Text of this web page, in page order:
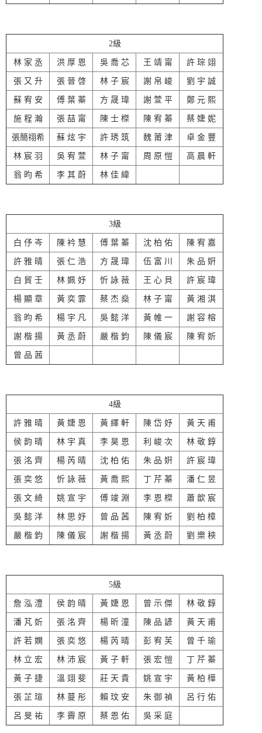
2級
林 家 丞 洪 厚 恩 吳 喬 芯 王 靖 甯 許 琮 翊
張 又 升 張 晉 啓 林 子 宸 謝 帛 峻 劉 宇 誠
蘇 宥 安 傅 葉 蓁 方 晟 瑋 謝 萱 平 鄭 元 熙
施 程 瀚 張 喆 甯 陳 士 榤 陳 宥 蓁 蔡 婕 妮
張簡祤希 蘇 炫 宇 許 琇 筑 魏 莆 津 卓 金 豐
林 宸 羽 吳 宥 萱 林 子 甯 周 原 愷 高 晨 軒
翁 昀 希 李 其 蔚 林 佳 緯
3級
白 伃 岑 陳 衿 慧 傅 葉 蓁 沈 柏 佑 陳 宥 嘉
許 雅 晴 張 仁 浩 方 晟 瑋 伍 富 川 朱 品 姸
白 貿 壬 林 姵 妤 忻 詠 薇 王 心 貝 許 宸 瑋
楊 顯 章 黃 奕 霏 蔡 杰 燊 林 子 甯 黃 湘 淇
翁 昀 希 楊 宇 凡 吳 懿 洋 黃 帷 一 謝 容 榕
謝 楷 揚 黃 丞 蔚 嚴 楷 鈞 陳 儀 宸 陳 宥 妡
曾 品 茜
4級
許 雅 晴 黃 婕 恩 黃 繹 軒 陳 岱 妤 黃 天 甫
侯 韵 晴 林 宇 真 李 昊 恩 利 峻 次 林 敬 錞
張 洺 齊 楊 芮 晴 沈 柏 佑 朱 品 姸 許 宸 瑋
張 奕 悠 忻 詠 薇 黃 喬 熙 丁 芹 蓁 潘 仁 昱
張 文 綺 姚 宣 宇 傅 竣 淵 李 恩 榤 蕭 歆 宸
吳 懿 洋 林 思 妤 曾 品 茜 陳 宥 妡 劉 柏 樟
嚴 楷 鈞 陳 儀 宸 謝 楷 揚 黃 丞 蔚 劉 樂 秧
5級
詹 泓 澧 侯 韵 晴 黃 婕 恩 曾 示 傑 林 敬 錞
潘 芃 妡 張 洺 齊 楊 昕 潼 陳 品 諺 黃 天 甫
許 若 嫻 張 奕 悠 楊 芮 晴 彭 宥 芙 曾 千 瑜
林 立 宏 林 沛 宸 黃 子 軒 張 宏 愷 丁 芹 蓁
黃 子 捷 溫 翊 斐 莊 天 貴 姚 宣 宇 黃 柏 樺
張 芷 瑄 林 蔓 彤 賴 玟 安 朱 御 禎 呂 行 佑
呂 旻 祐 李 霽 原 蔡 恩 佑 吳 采 庭